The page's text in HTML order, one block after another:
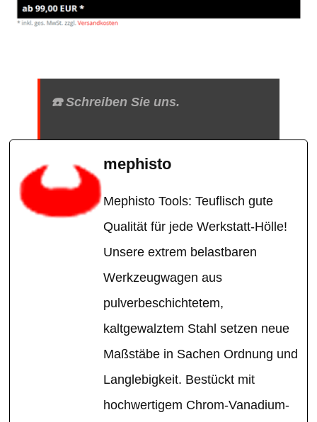
☎️ Schreiben Sie uns.
mephisto
Mephisto Tools: Teuflisch gute
Qualität für jede Werkstatt-Hölle!
Unsere extrem belastbaren
Werkzeugwagen aus
pulverbeschichtetem,
kaltgewalztem Stahl setzen neue
Maßstäbe in Sachen Ordnung und
Langlebigkeit. Bestückt mit
hochwertigem Chrom-Vanadium-